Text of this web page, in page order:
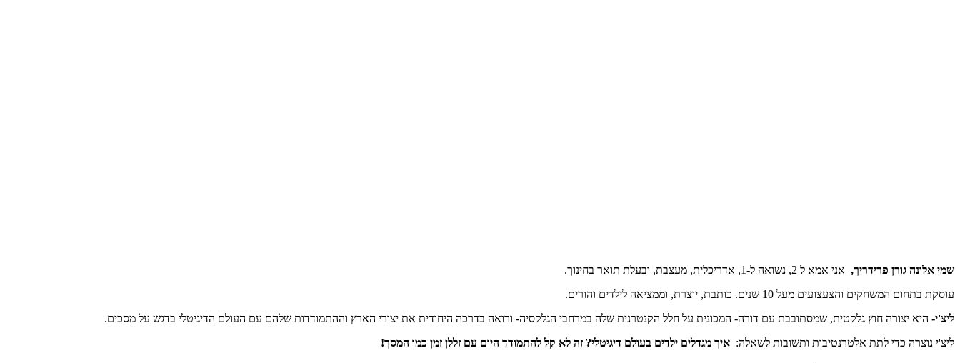
שמי אלונה גורן פרידריך, אני אמא ל 2, נשואה ל-1, אדריכלית, מעצבת, ובעלת תואר בחינוך.
עוסקת בתחום המשחקים והצעצועים מעל 10 שנים. כותבת, יוצרת, וממציאה לילדים והורים.
ליצ'י- היא יצורה חוץ גלקטית, שמסתובבת עם דורה- המכונית על חלל הקנטרנית שלה במרחבי הגלקסיה- ורואה בדרכה היחודית את יצורי הארץ וההתמודדות שלהם עם העולם הדיגיטלי בדגש על מסכים.
ליצ'י נוצרה כדי לתת אלטרנטיבות ותשובות לשאלה: איך מגדלים ילדים בעולם דיגיטלי? זה לא קל להתמודד היום עם זללן זמן כמו המסך!